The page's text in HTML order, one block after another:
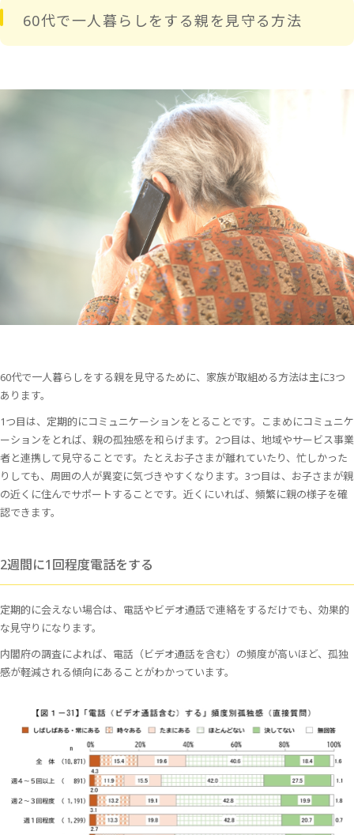
60代で一人暮らしをする親を見守る方法
60代で一人暮らしをする親を見守るために、家族が取組める方法は主に3つ
あります。
1つ目は、定期的にコミュニケーションをとることです。こまめにコミュニケ
ーションをとれば、親の孤独感を和らげます。2つ目は、地域やサービス事業
者と連携して見守ることです。たとえお子さまが離れていたり、忙しかった
りしても、周囲の人が異変に気づきやすくなります。3つ目は、お子さまが親
の近くに住んでサポートすることです。近くにいれば、頻繁に親の様子を確
認できます。
2週間に1回程度電話をする
定期的に会えない場合は、電話やビデオ通話で連絡をするだけでも、効果的
な見守りになります。
内閣府の調査によれば、電話（ビデオ通話を含む）の頻度が高いほど、孤独
感が軽減される傾向にあることがわかっています。